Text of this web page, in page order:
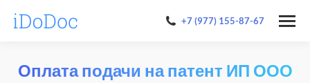
+7 (977) 155-87-67
Оплата подачи на патент ИП ООО